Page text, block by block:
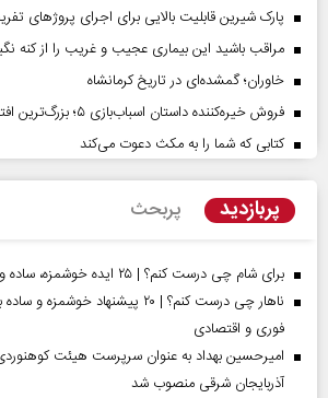
پارک شیرین قابلیت‌ بالایی برای اجرای پروژهای
مراقب باشید این بیماری عجیب و غریب را از کنه
خاوران؛ گمشده‌ای در تاریخ کرمانشاه
فروش خیره‌کننده داستان اسباب‌بازی ۵؛ بزرگ‌ترین افتتاحیه سال برای پیکسار
کتابی که شما را به مکث دعوت می‌کند
پربازدید پربحث
برای شام چی درست کنم؟ | ۲۵ ایده خوشمزه، ساده و فوری برای شام امشب
ناهار چی درست کنم؟ | ۲۰ پیشنهاد
فوری و اقتصادی
امیرحسین بهداد به عنوان سرپرست هیئت
آذربایجان شرقی منصوب شد